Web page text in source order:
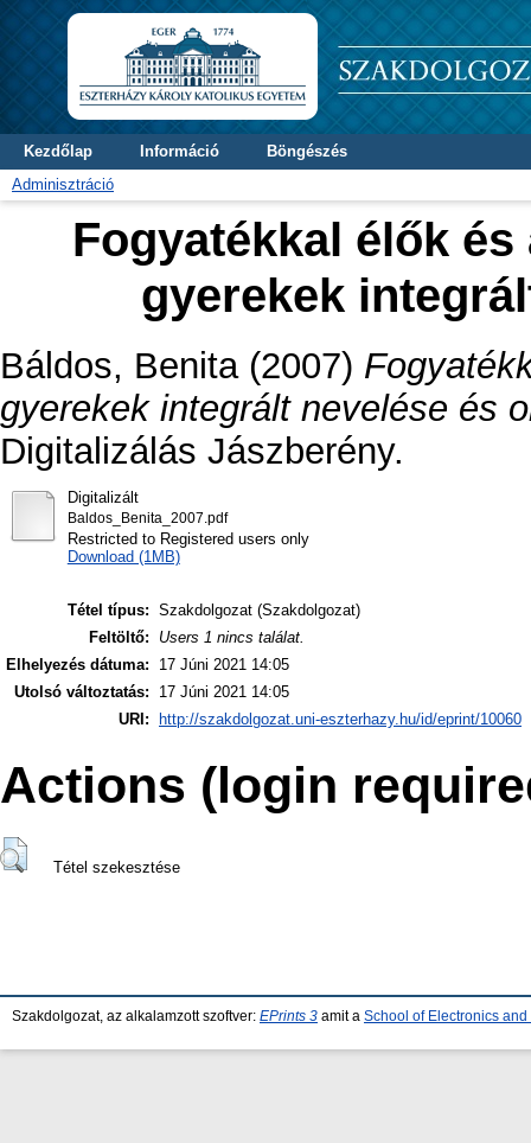
Kezdőlap Információ
Böngészés
Adminisztráció
Fogyatékkal élők
gyerekek
Báldos, Benita(2007)
gyerekek integrált nevelése és
Digitalizálás Jászberény.
Digitalizált
Baldos_Benita_2007.pdf
Restricted to Registered users only
Download (1MB)
Tétel típus: Szakdolgozat (Szakdolgozat)
Feltöltő:
Users 1 nincs találat.
Elhelyezés dátuma:
17 Júni 2021 14:05
Utolsó változtatás:
17 Júni 2021 14:05
URI:
http://szakdolgozat.uni-eszterhazy.hu/id/eprint/10060
Actions (login
Tétel szekesztése
Szakdolgozat, az alkalamzott szoftver: EPrints 3 amit a School of Electronics